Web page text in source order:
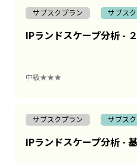
サブスクプラン サブス
IPランドスケープ分析 -
中級★★★
サブスクプラン サブス
IPランドスケープ分析 -